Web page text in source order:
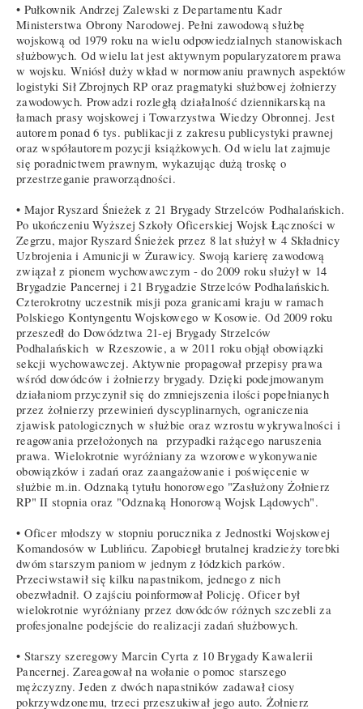
• Pułkownik Andrzej Zalewski z Departamentu Kadr
Ministerstwa Obrony Narodowej. Pełni zawodową służbę
wojskową od 1979 roku na wielu odpowiedzialnych stanowiskach
służbowych. Od wielu lat jest aktywnym popularyzatorem prawa
w wojsku. Wniósł duży wkład w normowaniu prawnych aspektów
logistyki Sił Zbrojnych RP oraz pragmatyki służbowej żołnierzy
zawodowych. Prowadzi rozległą działalność dziennikarską na
łamach prasy wojskowej i Towarzystwa Wiedzy Obronnej. Jest
autorem ponad 6 tys. publikacji z zakresu publicystyki prawnej
oraz współautorem pozycji książkowych. Od wielu lat zajmuje
się poradnictwem prawnym, wykazując dużą troskę o
przestrzeganie praworządności.
• Major Ryszard Śnieżek z 21 Brygady Strzelców Podhalańskich.
Po ukończeniu Wyższej Szkoły Oficerskiej Wojsk Łączności w
Zegrzu, major Ryszard Śnieżek przez 8 lat służył w 4 Składnicy
Uzbrojenia i Amunicji w Żurawicy. Swoją karierę zawodową
związał z pionem wychowawczym - do 2009 roku służył w 14
Brygadzie Pancernej i 21 Brygadzie Strzelców Podhalańskich.
Czterokrotny uczestnik misji poza granicami kraju w ramach
Polskiego Kontyngentu Wojskowego w Kosowie. Od 2009 roku
przeszedł do Dowództwa 21-ej Brygady Strzelców
Podhalańskich w Rzeszowie, a w 2011 roku objął obowiązki
sekcji wychowawczej. Aktywnie propagował przepisy prawa
wśród dowódców i żołnierzy brygady. Dzięki podejmowanym
działaniom przyczynił się do zmniejszenia ilości popełnianych
przez żołnierzy przewinień dyscyplinarnych, ograniczenia
zjawisk patologicznych w służbie oraz wzrostu wykrywalności i
reagowania przełożonych na przypadki rażącego naruszenia
prawa. Wielokrotnie wyróżniany za wzorowe wykonywanie
obowiązków i zadań oraz zaangażowanie i poświęcenie w
służbie m.in. Odznaką tytułu honorowego "Zasłużony Żołnierz
RP" II stopnia oraz "Odznaką Honorową Wojsk Lądowych".
• Oficer młodszy w stopniu porucznika z Jednostki Wojskowej
Komandosów w Lublińcu. Zapobiegł brutalnej kradzieży torebki
dwóm starszym paniom w jednym z łódzkich parków.
Przeciwstawił się kilku napastnikom, jednego z nich
obezwładnił. O zajściu poinformował Policję. Oficer był
wielokrotnie wyróżniany przez dowódców różnych szczebli za
profesjonalne podejście do realizacji zadań służbowych.
• Starszy szeregowy Marcin Cyrta z 10 Brygady Kawalerii
Pancernej. Zareagował na wołanie o pomoc starszego
mężczyzny. Jeden z dwóch napastników zadawał ciosy
pokrzywdzonemu, trzeci przeszukiwał jego auto. Żołnierz